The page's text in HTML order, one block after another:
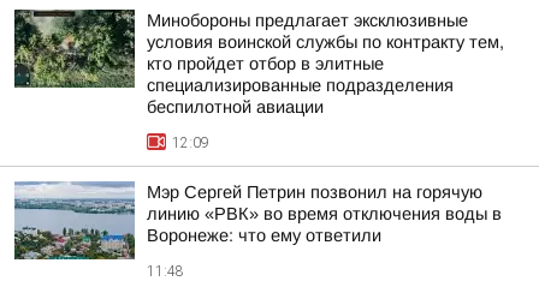
Минобороны предлагает эксклюзивные
условия воинской службы по контракту тем,
кто пройдет отбор в элитные
специализированные подразделения
беспилотной авиации
12:09
Мэр Сергей Петрин позвонил на горячую
линию «РВК» во время отключения воды в
Воронеже: что ему ответили
11:48